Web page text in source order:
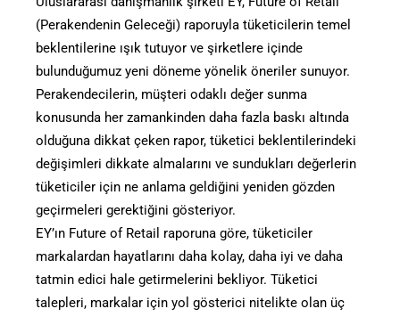
(Perakendenin Geleceği) raporuyla tüketicilerin temel
beklentilerine ışık tutuyor ve şirketlere içinde
bulunduğumuz yeni döneme yönelik öneriler sunuyor.
Perakendecilerin, müşteri odaklı değer sunma
konusunda her zamankinden daha fazla baskı altında
olduğuna dikkat çeken rapor, tüketici beklentilerindeki
değişimleri dikkate almalarını ve sundukları değerlerin
tüketiciler için ne anlama geldiğini yeniden gözden
geçirmeleri gerektiğini gösteriyor.
EY’ın Future of Retail raporuna göre, tüketiciler
markalardan hayatlarını daha kolay, daha iyi ve daha
tatmin edici hale getirmelerini bekliyor. Tüketici
talepleri, markalar için yol gösterici nitelikte olan üç